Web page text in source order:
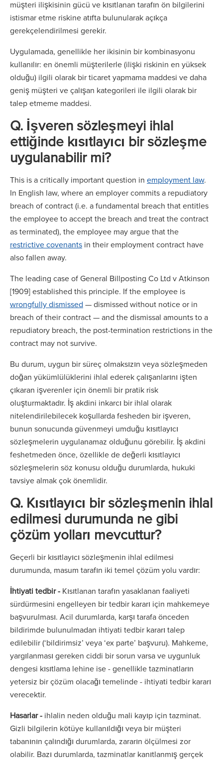
müşteri ilişkisinin gücü ve kısıtlanan tarafın ön bilgilerini
istismar etme riskine atıfta bulunularak açıkça
gerekçelendirilmesi gerekir.
Uygulamada, genellikle her ikisinin bir kombinasyonu
kullanılır: en önemli müşterilerle (ilişki riskinin en yüksek
olduğu) ilgili olarak bir ticaret yapmama maddesi ve daha
geniş müşteri ve çalışan kategorileri ile ilgili olarak bir
talep etmeme maddesi.
Q. İşveren sözleşmeyi ihlal
ettiğinde kısıtlayıcı bir sözleşme
uygulanabilir mi?
This is a critically important question in employment law.
In English law, where an employer commits a repudiatory
breach of contract (i.e. a fundamental breach that entitles
the employee to accept the breach and treat the contract
as terminated), the employee may argue that the
restrictive covenants in their employment contract have
also fallen away.
The leading case of General Billposting Co Ltd v Atkinson
[1909] established this principle. If the employee is
wrongfully dismissed — dismissed without notice or in
breach of their contract — and the dismissal amounts to a
repudiatory breach, the post-termination restrictions in the
contract may not survive.
Bu durum, uygun bir süreç olmaksızın veya sözleşmeden
doğan yükümlülüklerini ihlal ederek çalışanlarını işten
çıkaran işverenler için önemli bir pratik risk
oluşturmaktadır. İş akdini inkarcı bir ihlal olarak
nitelendirilebilecek koşullarda fesheden bir işveren,
bunun sonucunda güvenmeyi umduğu kısıtlayıcı
sözleşmelerin uygulanamaz olduğunu görebilir. İş akdini
feshetmeden önce, özellikle de değerli kısıtlayıcı
sözleşmelerin söz konusu olduğu durumlarda, hukuki
tavsiye almak çok önemlidir.
Q. Kısıtlayıcı bir sözleşmenin ihlal
edilmesi durumunda ne gibi
çözüm yolları mevcuttur?
Geçerli bir kısıtlayıcı sözleşmenin ihlal edilmesi
durumunda, masum tarafın iki temel çözüm yolu vardır:
İhtiyati tedbir - Kısıtlanan tarafın yasaklanan faaliyeti
sürdürmesini engelleyen bir tedbir kararı için mahkemeye
başvurulması. Acil durumlarda, karşı tarafa önceden
bildirimde bulunulmadan ihtiyati tedbir kararı talep
edilebilir (‘bildirimsiz’ veya ‘ex parte’ başvuru). Mahkeme,
yargılanması gereken ciddi bir sorun varsa ve uygunluk
dengesi kısıtlama lehine ise - genellikle tazminatların
yetersiz bir çözüm olacağı temelinde - ihtiyati tedbir kararı
verecektir.
Hasarlar - ihlalin neden olduğu mali kayıp için tazminat.
Gizli bilgilerin kötüye kullanıldığı veya bir müşteri
tabanının çalındığı durumlarda, zararın ölçülmesi zor
olabilir. Bazı durumlarda, tazminatlar kanıtlanmış gerçek